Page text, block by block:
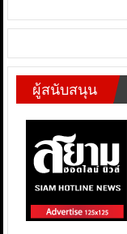
ผู้สนับสนุน